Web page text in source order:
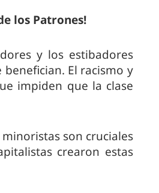
los Patrones!
y los estibadores
El racismo y
impiden que la clase
son cruciales
crearon estas